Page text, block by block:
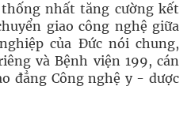
nhất tăng cường kết
giao công nghệ giữa
của Đức nói chung,
và Bệnh viện 199, cán
đẳng Công nghệ y - dược